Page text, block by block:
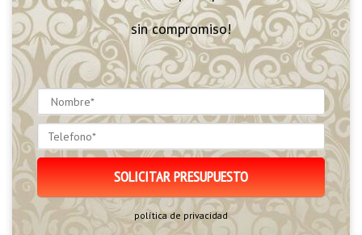
sin compromiso!
política de privacidad